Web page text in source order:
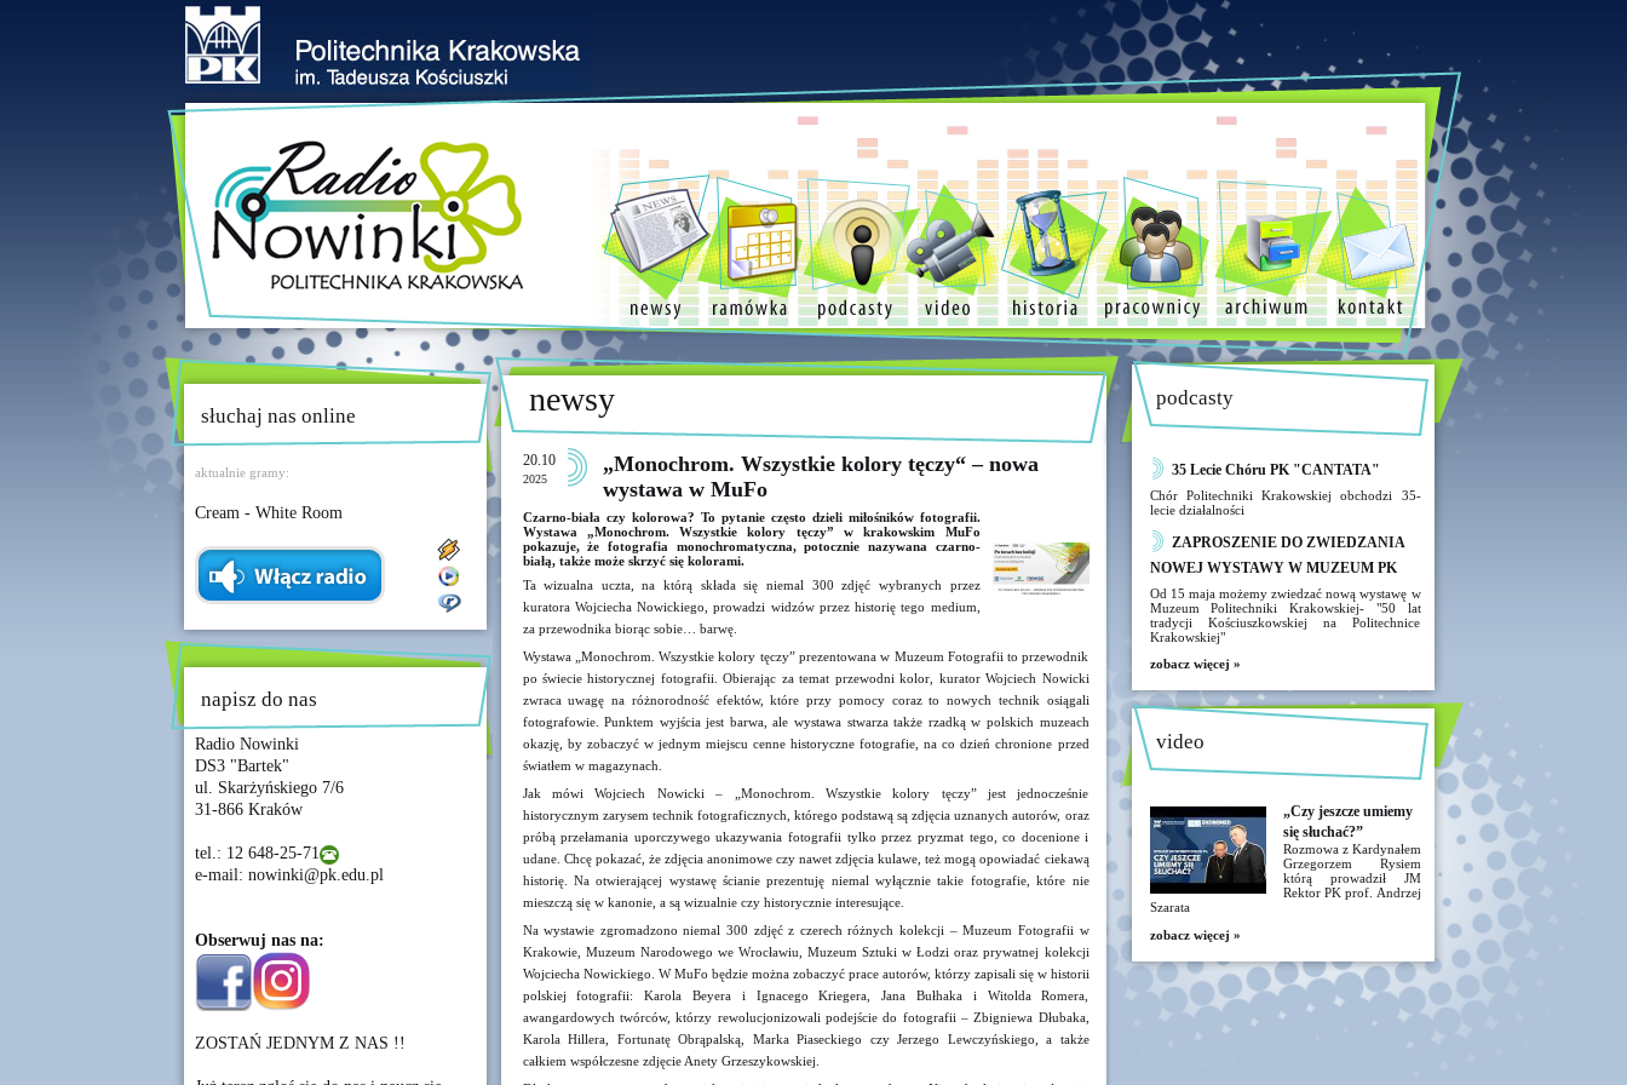
słuchaj nas online
aktualnie gramy:
Cream - White Room
napisz do nas
Radio Nowinki
DS3 "Bartek"
ul. Skarżyńskiego 7/6
31-866 Kraków
tel.: 12 648-25-71
e-mail: nowinki@pk.edu.pl
Obserwuj nas na:
ZOSTAŃ JEDNYM Z NAS !!
newsy
20.10
2025
„Monochrom. Wszystkie kolory tęczy“ – nowa
wystawa w MuFo
Czarno-biała czy kolorowa? To pytanie często dzieli miłośników fotografii.
Wystawa „Monochrom. Wszystkie kolory tęczy” w krakowskim MuFo
pokazuje, że fotografia monochromatyczna, potocznie nazywana czarno-
białą, także może skrzyć się kolorami.
Ta wizualna uczta, na którą składa się niemal 300 zdjęć wybranych przez
kuratora Wojciecha Nowickiego, prowadzi widzów przez historię tego medium,
za przewodnika biorąc sobie… barwę.
Wystawa „Monochrom. Wszystkie kolory tęczy” prezentowana w Muzeum Fotografii to przewodnik
po świecie historycznej fotografii. Obierając za temat przewodni kolor, kurator Wojciech Nowicki
zwraca uwagę na różnorodność efektów, które przy pomocy coraz to nowych technik osiągali
fotografowie. Punktem wyjścia jest barwa, ale wystawa stwarza także rzadką w polskich muzeach
okazję, by zobaczyć w jednym miejscu cenne historyczne fotografie, na co dzień chronione przed
światłem w magazynach.
Jak mówi Wojciech Nowicki – „Monochrom. Wszystkie kolory tęczy” jest jednocześnie
historycznym zarysem technik fotograficznych, którego podstawą są zdjęcia uznanych autorów, oraz
próbą przełamania uporczywego ukazywania fotografii tylko przez pryzmat tego, co docenione i
udane. Chcę pokazać, że zdjęcia anonimowe czy nawet zdjęcia kulawe, też mogą opowiadać ciekawą
historię. Na otwierającej wystawę ścianie prezentuję niemal wyłącznie takie fotografie, które nie
mieszczą się w kanonie, a są wizualnie czy historycznie interesujące.
Na wystawie zgromadzono niemal 300 zdjęć z czerech różnych kolekcji – Muzeum Fotografii w
Krakowie, Muzeum Narodowego we Wrocławiu, Muzeum Sztuki w Łodzi oraz prywatnej kolekcji
Wojciecha Nowickiego. W MuFo będzie można zobaczyć prace autorów, którzy zapisali się w historii
polskiej fotografii: Karola Beyera i Ignacego Kriegera, Jana Bułhaka i Witolda Romera,
awangardowych twórców, którzy rewolucjonizowali podejście do fotografii – Zbigniewa Dłubaka,
Karola Hillera, Fortunatę Obrąpalską, Marka Piaseckiego czy Jerzego Lewczyńskiego, a także
całkiem współczesne zdjęcie Anety Grzeszykowskiej.
podcasty
35 Lecie Chóru PK "CANTATA"
Chór Politechniki Krakowskiej obchodzi 35-
lecie działalności
ZAPROSZENIE DO ZWIEDZANIA
NOWEJ WYSTAWY W MUZEUM PK
Od 15 maja możemy zwiedzać nową wystawę w
Muzeum Politechniki Krakowskiej- "50 lat
tradycji Kościuszkowskiej na Politechnice
Krakowskiej"
zobacz więcej »
video
„Czy jeszcze umiemy
się słuchać?”
Rozmowa z Kardynałem
Grzegorzem Rysiem
którą prowadził JM
Rektor PK prof. Andrzej
Szarata
zobacz więcej »